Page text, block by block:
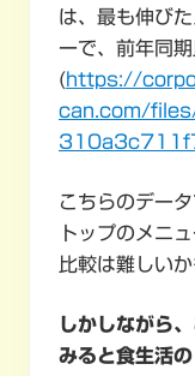
は、最も伸び
ーで、前年同
(https://
can.com/
こちらのデー
トップのメニ
比較は難しい
しかしながら
みると食生活